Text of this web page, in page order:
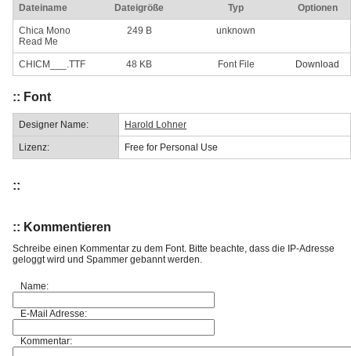
Dateiname Dateigröße Typ Optionen
Chica Mono
Read Me
249 B unknown
CHICM___.TTF 48 KB Font File Download
:: Font
Designer Name: Harold Lohner
Lizenz: Free for Personal Use
::
:: Kommentieren
Schreibe einen Kommentar zu dem Font. Bitte beachte, dass die IP-Adresse
geloggt wird und Spammer gebannt werden.
Name:
E-Mail Adresse:
Kommentar: